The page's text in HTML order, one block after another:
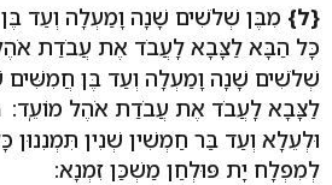
{ל} מִבֶּן שְׁלֹשִׁים שָׁנָה וָמַעְלָה וְעַד
כָּל הַבָּא לַצָּבָא לַֽעֲבֹד אֶת עֲבֹדַת
שְׁלֹשִׁים שָׁנָה וָמַעְלָה וְעַד בֶּן
לַצָּבָא לַֽעֲבֹד אֶת עֲבֹדַת אֹהֶל מוֹעֵֽד:
וּלְעֵלָא וְעַד בַּר חַמְשִׁין שְׁנִין תִּמְנִנוּן
לְמִפְלָח יָת פּוּלְחַן מַשְׁכַּן זִמְנָא: